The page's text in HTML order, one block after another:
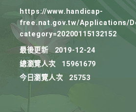
https://www.handicap-
free.nat.gov.tw/Applications/
category=20200115132152
最後更新
2019-12-24
總瀏覽人次
15961679
今日瀏覽人次
25753